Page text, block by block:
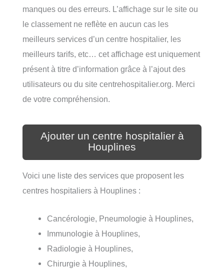
manques ou des erreurs. L’affichage sur le site ou
le classement ne reflète en aucun cas les
meilleurs services d’un centre hospitalier, les
meilleurs tarifs, etc… cet affichage est uniquement
présent à titre d’information grâce à l’ajout des
utilisateurs ou du site centrehospitalier.org. Merci
de votre compréhension.
Ajouter un centre hospitalier à
Houplines
Voici une liste des services que proposent les
centres hospitaliers à Houplines :
Cancérologie, Pneumologie à Houplines,
Immunologie à Houplines,
Radiologie à Houplines,
Chirurgie à Houplines,